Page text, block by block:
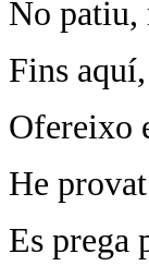
No patiu,
Fins
Ofereixo
He
Es prega